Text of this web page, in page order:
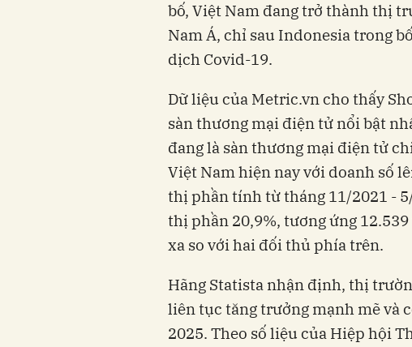
bố, Việt Nam đang trở thành thị
Nam Á, chỉ sau Indonesia trong
dịch Covid-19.
Dữ liệu của Metric.vn cho thấy
sànthương mại điện tử nổi bật
đang là sànthương mại điện tử
Việt Nam hiện nay với doanh số
thị phần tính từ tháng 11/2021 -
thị phần 20,9%, tương ứng
xa so với hai đối thủ phía trên.
Hãng Statista nhận định, thị
liên tục tăng trưởng mạnh mẽ và
2025. Theo số liệu của Hiệp hội